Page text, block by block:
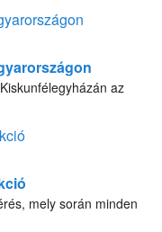
az
mely során minden